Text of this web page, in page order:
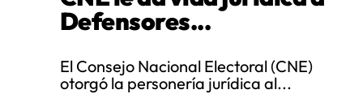
Defensores...
El Consejo Nacional Electoral (CNE)
otorgó la personería jurídica al...